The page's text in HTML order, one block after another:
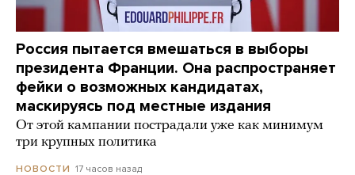
Россия пытается вмешаться в выборы
президента Франции. Она распространяет
фейки о возможных кандидатах,
маскируясь под местные издания
От этой кампании пострадали уже как минимум
три крупных политика
НОВОСТИ 17 часов назад